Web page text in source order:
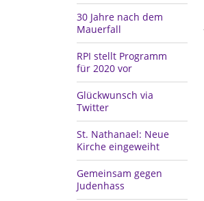
30 Jahre nach dem
Mauerfall
RPI stellt Programm
für 2020 vor
Glückwunsch via
Twitter
St. Nathanael: Neue
Kirche eingeweiht
Gemeinsam gegen
Judenhass